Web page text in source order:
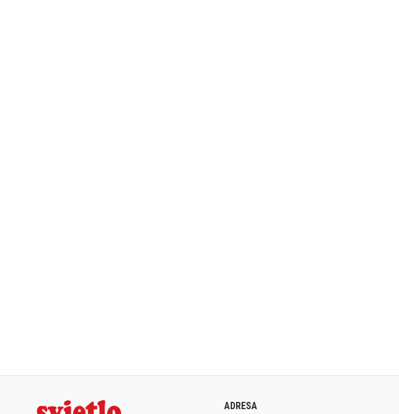
ADRESA